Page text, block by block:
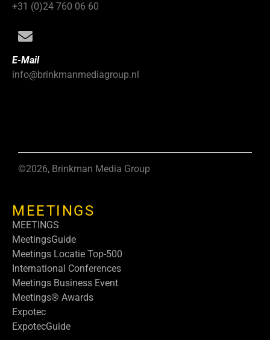
+31 (0)24 760 06 60
E-Mail
info@brinkmanmediagroup.nl
©2026, Brinkman Media Group
MEETINGS
MEETINGS
MeetingsGuide
Meetings Locatie Top-500
International Conferences
Meetings Business Event
Meetings® Awards
Expotec
ExpotecGuide